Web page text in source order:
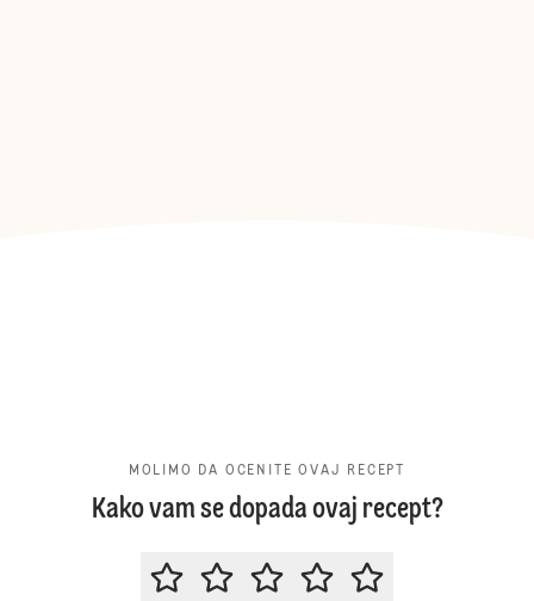
MOLIMO DA OCENITE OVAJ RECEPT
Kako vam se dopada ovaj recept?
MOLIMO DA OCENITE OVAJ